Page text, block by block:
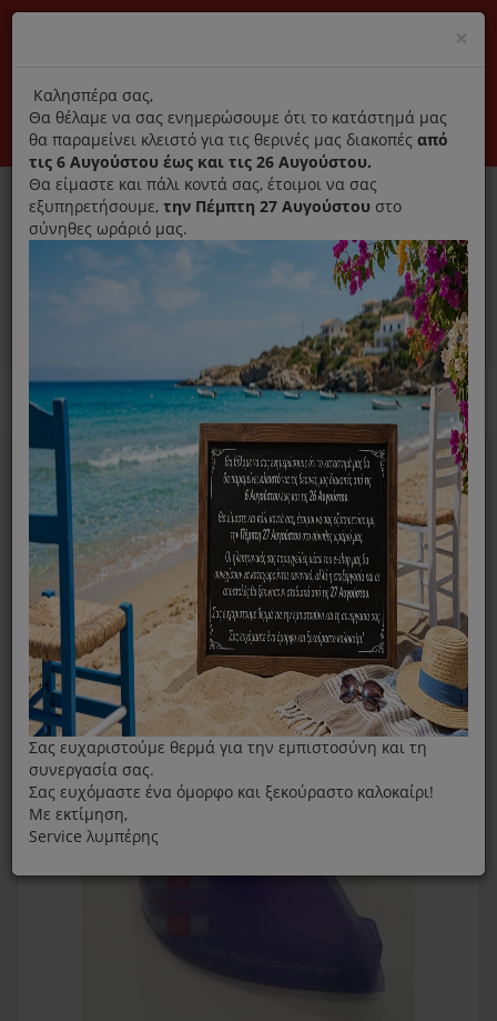
Αποκλειστικά γνήσια ανταλλακτικά
Σύνδεση Εγγραφή Εταιρεία Επικοινωνία
0
Ανταλλακτικά ηλεκτρικών συσκευών MENU
Home Σίδερο
Ανταλλακτικά Σιδέρου
Δοχείο Νερού Για Τη Γεννήτρια Ατμού Stiroplus SP1090
×
title
Καλησπέρα σας,
Θα θέλαμε να σας ενημερώσουμε ότι το κατάστημά μας
θα παραμείνει κλειστό για τις θερινές μας διακοπές από
τις 6 Αυγούστου έως και τις 26 Αυγούστου.
Θα είμαστε και πάλι κοντά σας, έτοιμοι να σας
εξυπηρετήσουμε, την Πέμπτη 27 Αυγούστου στο
σύνηθες ωράριό μας.
Σας ευχαριστούμε θερμά για την εμπιστοσύνη και τη
συνεργασία σας.
Σας ευχόμαστε ένα όμορφο και ξεκούραστο καλοκαίρι!
Με εκτίμηση,
Service λυμπέρης